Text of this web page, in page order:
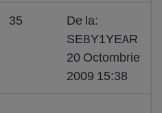
35
De la:
SEBY1YEAR
20 Octombrie
2009 15:38